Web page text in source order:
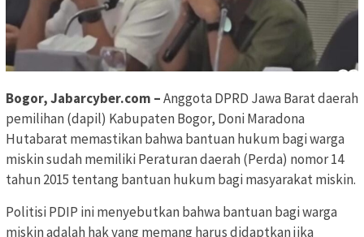
Bogor, Jabarcyber.com –Anggota DPRD Jawa Barat daerah
pemilihan (dapil) Kabupaten Bogor, Doni Maradona
Hutabarat memastikan bahwa bantuan hukum bagi warga
miskin sudah memiliki Peraturan daerah (Perda) nomor 14
tahun 2015 tentang bantuan hukum bagi masyarakat miskin.
Politisi PDIP ini menyebutkan bahwa bantuan bagi warga
miskin adalah hak yang memang harus didaptkan jika